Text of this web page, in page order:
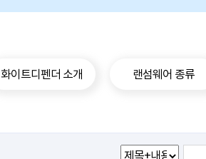
화이트디펜더 소개 랜섬웨어 종류